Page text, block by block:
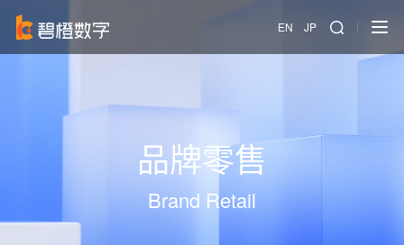
EN JP
品牌零售
Brand Retail